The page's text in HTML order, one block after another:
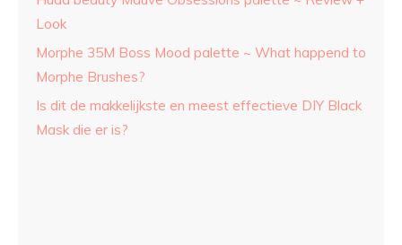
Look
Morphe 35M Boss Mood palette ~ What happend to
Morphe Brushes?
Is dit de makkelijkste en meest effectieve DIY Black
Mask die er is?